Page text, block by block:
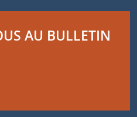
AU BULLETIN